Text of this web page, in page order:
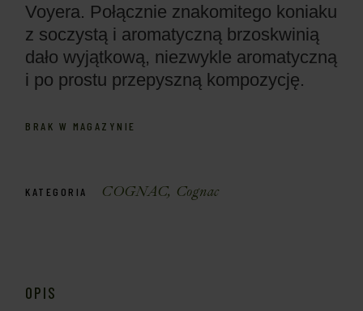
Voyera. Połącznie znakomitego koniaku
z soczystą i aromatyczną brzoskwinią
dało wyjątkową, niezwykle aromatyczną
i po prostu przepyszną kompozycję.
BRAK W MAGAZYNIE
KATEGORIA COGNAC, Cognac
OPIS